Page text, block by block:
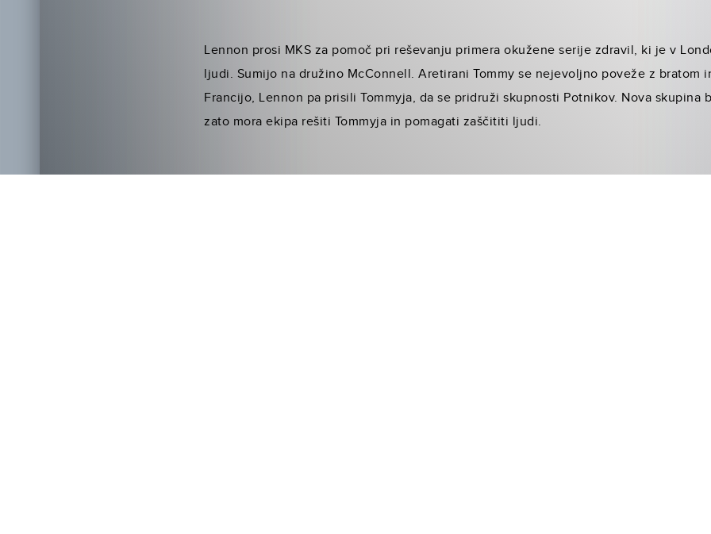
Lennon prosi MKS za pomoč pri reševanju primera okužene serije zdravil, ki je v
ljudi. Sumijo na družino McConnell. Aretirani Tommy se nejevoljno poveže z bratom
Francijo, Lennon pa prisili Tommyja, da se pridruži skupnosti Potnikov. Nova skupina
zato mora ekipa rešiti Tommyja in pomagati zaščititi ljudi.